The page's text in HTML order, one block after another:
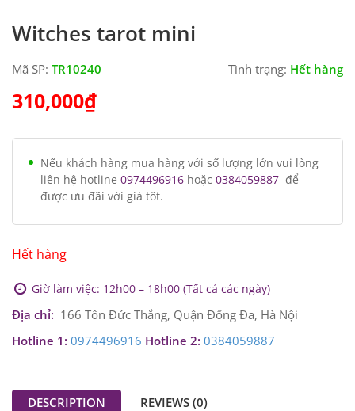
Witches tarot mini
Mã SP: TR10240 Tình trạng: Hết hàng
310,000₫
Nếu khách hàng mua hàng với số lượng lớn vui lòng
liên hệ hotline 0974496916 hoặc 0384059887 để
được ưu đãi với giá tốt.
Hết hàng
Giờ làm việc: 12h00 – 18h00 (Tất cả các ngày)
Địa chỉ: 166 Tôn Đức Thắng, Quận Đống Đa, Hà Nội
Hotline 1: 0974496916 Hotline 2: 0384059887
DESCRIPTION REVIEWS (0)